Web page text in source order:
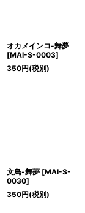
オカメインコ-舞夢
[MAI-S-0003]
350円(税別)
文鳥-舞夢 [MAI-S-
0030]
350円(税別)